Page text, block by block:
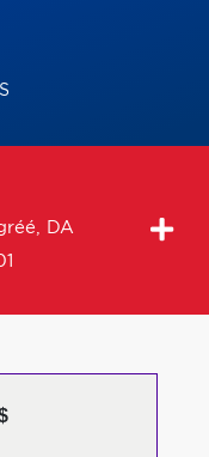
DA